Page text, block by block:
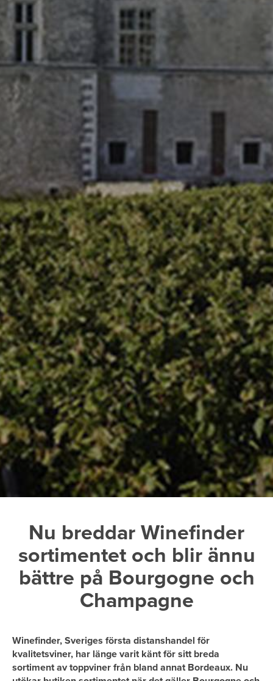
Nu breddar Winefinder
sortimentet och blir ännu
bättre på Bourgogne och
Champagne
Winefinder, Sveriges första distanshandel för
kvalitetsviner, har länge varit känt för sitt breda
sortiment av toppviner från bland annat Bordeaux. Nu